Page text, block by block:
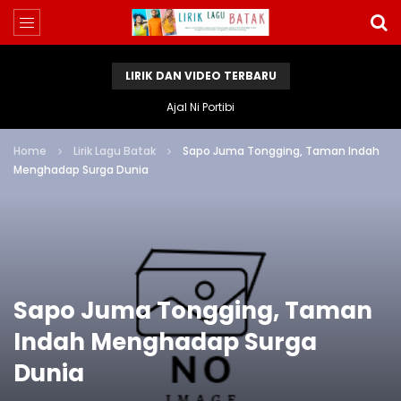
LIRIK DAN VIDEO TERBARU
Ajal Ni Portibi
Home Lirik Lagu Batak
Sapo Juma Tongging, Taman Indah
Menghadap Surga Dunia
Sapo Juma Tongging, Taman
Indah Menghadap Surga
Dunia